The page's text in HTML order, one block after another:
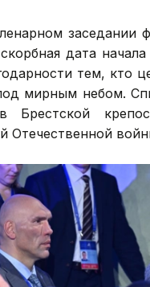
заседании
дата
тем, кто
мирным небом.
Брестской
Отечественной